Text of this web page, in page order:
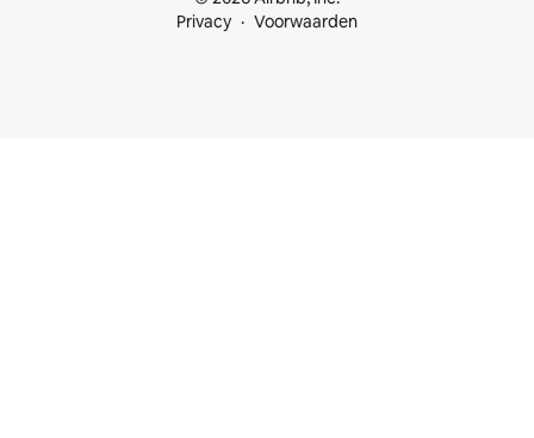
Privacy
Voorwaarden